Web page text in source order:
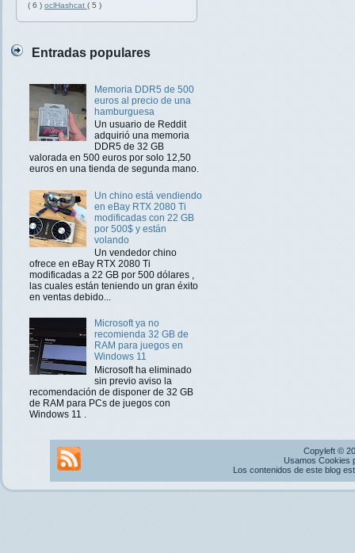
( 6 ) oclHashcat ( 5 )
Entradas populares
Memoria DDR5 de 500
euros al precio de una
hamburguesa
Un usuario de Reddit
adquirió una memoria
DDR5 de 32 GB
valorada en 500 euros por solo 12,50
euros en una tienda de segunda mano.
Un chino está vendiendo
en eBay RTX 2080 Ti
modificadas con 22 GB
por 500$ y están
volando
Un vendedor chino
ofrece en eBay RTX 2080 Ti
modificadas a 22 GB por 500 dólares ,
las cuales están teniendo un gran éxito
en ventas debido...
Microsoft ya no
recomienda 32 GB de
RAM para juegos en
Windows 11
Microsoft ha eliminado
sin previo aviso la
recomendación de disponer de 32 GB
de RAM para PCs de juegos con
Windows 11 .
Copyleft ©
Usamos Cookies
Los contenidos de este blog